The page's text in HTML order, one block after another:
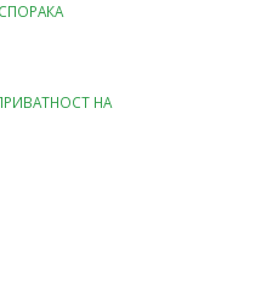
НА